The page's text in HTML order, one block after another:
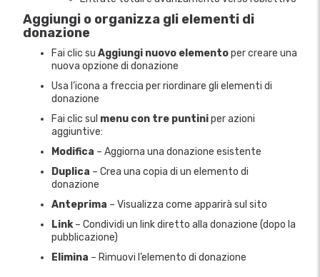
Aggiungi o organizza gli elementi di
donazione
Fai clic su Aggiungi nuovo elementoper creare una
nuova opzione di donazione
Usa l’icona a freccia per riordinare gli elementi di
donazione
Fai clic sul menu con tre puntiniper azioni
aggiuntive:
Modifica – Aggiorna una donazione esistente
Duplica – Crea una copia di un elemento di
donazione
Anteprima – Visualizza come apparirà sul sito
Link– Condividi un link diretto alla donazione (dopo la
pubblicazione)
Elimina – Rimuovi l’elemento di donazione